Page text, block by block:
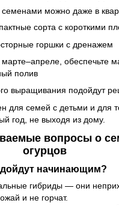
можно даже в
сорта с короткими
горшки с дренажем
обеспечьте
полив
выращивания подойдут
для семей с детьми и для
год, не выходя из дому.
вопросы о
огурцов
начинающим?
гибриды — они
и не горчат.